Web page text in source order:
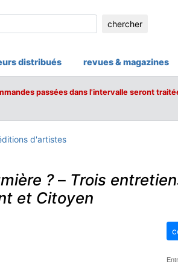
chercher
distribués revues & magazines
passées dans l'intervalle seront
d'artistes
?– Trois
et Citoyen